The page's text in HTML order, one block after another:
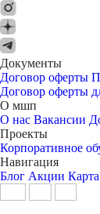
Документы
Договор оферты
Договор оферты
О мшп
О нас Вакансии
Проекты
Корпоративное
Навигация
Блог Акции